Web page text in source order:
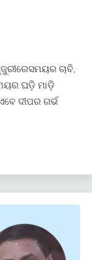
ଚାବି,
ଘଡ଼ି ମାଡ଼ି
ଦୀପର ଗର୍ଭ